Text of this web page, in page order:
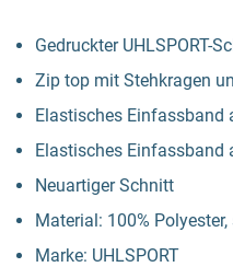
Gedruckter UHLSPORT-
Zip top mit Stehkragen
Elastisches Einfassband
Elastisches Einfassband
Neuartiger Schnitt
Material: 100%
Marke: UHLSPORT